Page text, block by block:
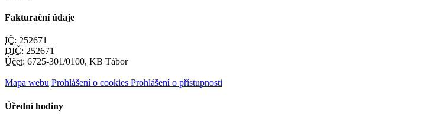
Fakturační údaje
IČ: 252671
DIČ: 252671
Účet: 6725-301/0100, KB Tábor
Mapa webu Prohlášení o cookies Prohlášení o přístupnosti
Úřední hodiny